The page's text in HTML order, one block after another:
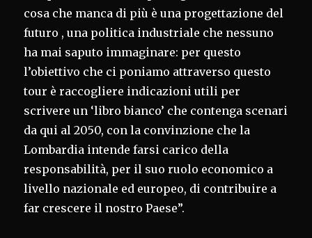
cosa che manca di più è una progettazione del
futuro , una politica industriale che nessuno
ha mai saputo immaginare: per questo
l’obiettivo che ci poniamo attraverso questo
tour è raccogliere indicazioni utili per
scrivere un ‘libro bianco’ che contenga scenari
da qui al 2050, con la convinzione che la
Lombardia intende farsi carico della
responsabilità, per il suo ruolo economico a
livello nazionale ed europeo, di contribuire a
far crescere il nostro Paese”.